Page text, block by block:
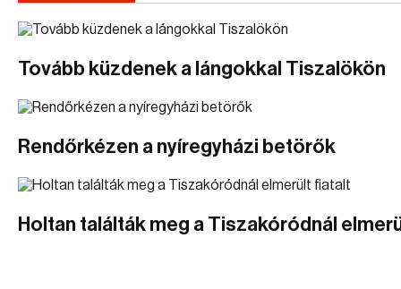
Tovább küzdenek a lángokkal Tiszalökön
Rendőrkézen a nyíregyházi betörők
Holtan találták meg a Tiszakóródnál